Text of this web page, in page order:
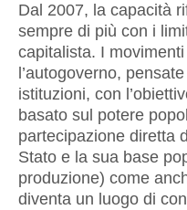
Dal 2007, la capacità
sempre di più con i
capitalista. I
l’autogoverno,
istituzioni, con
basato sul potere
partecipazione diretta
Stato e la sua base
produzione) come
diventa un luogo di